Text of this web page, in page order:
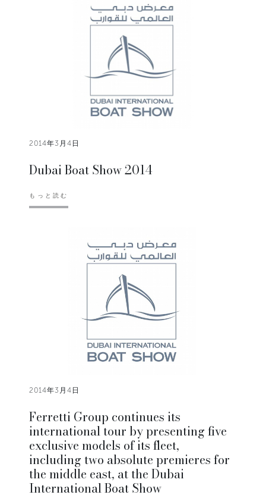
2014年3月4日
Dubai Boat Show 2014
もっと読む
2014年3月4日
Ferretti Group continues its
international tour by presenting five
exclusive models of its fleet,
including two absolute premieres for
the middle east, at the Dubai
International Boat Show